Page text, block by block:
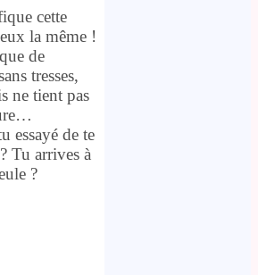
cette
la même !
de
tresses,
ne tient pas
essayé de te
Tu arrives à
?